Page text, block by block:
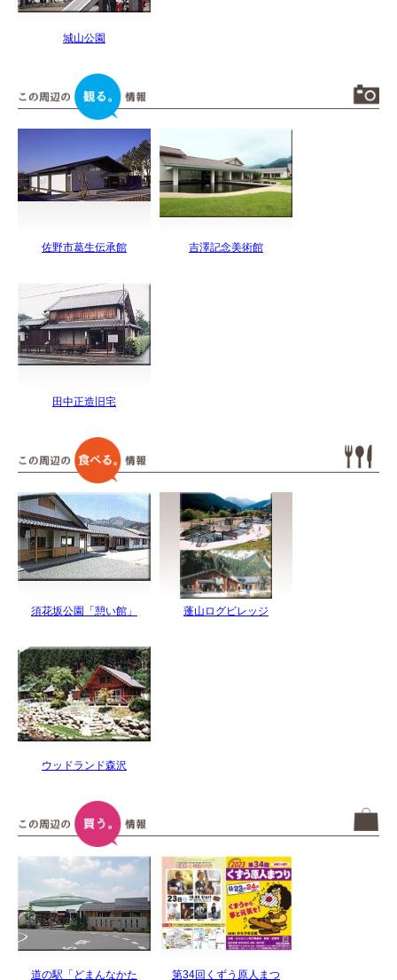
城山公園
佐野市葛生伝承館 吉澤記念美術館
田中正造旧宅
須花坂公園「憩い館」 蓬山ログビレッジ
ウッドランド森沢
道の駅「どまんなかた 第34回くずう原人まつ